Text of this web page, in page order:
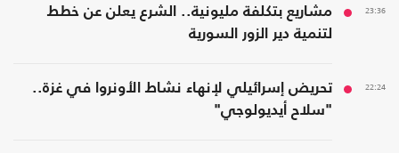
23:36
مشاريع بتكلفة مليونية.. الشرع يعلن عن خطط
لتنمية دير الزور السورية
22:24
تحريض إسرائيلي لإنهاء نشاط الأونروا في غزة..
"سلاح أيديولوجي"